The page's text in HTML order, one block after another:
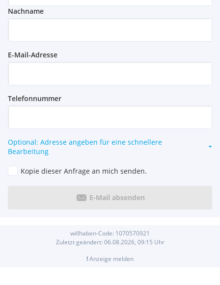
Nachname
E-Mail-Adresse
Telefonnummer
Optional: Adresse angeben für eine schnellere
Bearbeitung
Kopie dieser Anfrage an mich senden.
E-Mail absenden
willhaben-Code: 1070570921
Zuletzt geändert: 06.08.2026, 09:15 Uhr
!Anzeige melden